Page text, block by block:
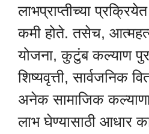
लाभप्राप्तीच्या
कमी होते. तसेच,
योजना, कुटुंब कल्याण
शिष्यवृत्ती, सार्वजनिक
अनेक सामाजिक
लाभ घेण्यासाठी आधार